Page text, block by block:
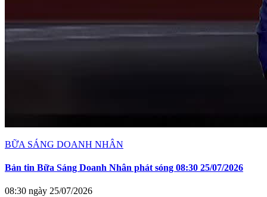
BỮA SÁNG DOANH NHÂN
Bản tin Bữa Sáng Doanh Nhân phát sóng 08:30 25/07/2026
08:30 ngày 25/07/2026